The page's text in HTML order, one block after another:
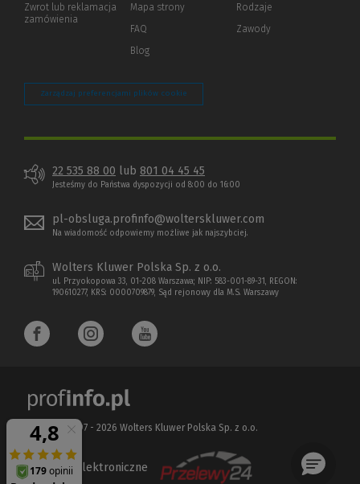
innej
Zwrot lub reklamacja
zamówienia
Mapa strony
FAQ
Blog
Rodzaje
Zawody
Zarządzaj preferencjami plików cookie
22 535 88 00 lub 801 04 45 45
Jesteśmy do Państwa dyspozycji od 8:00 do 16:00
pl-obsluga.profinfo@wolterskluwer.com
Na wiadomość odpowiemy możliwe jak najszybciej.
Wolters Kluwer Polska Sp. z o.o.
ul. Przyokopowa 33, 01-208 Warszawa; NIP: 583-001-89-31, REGON:
190610277, KRS: 0000709879, Sąd rejonowy dla M.S. Warszawy
Copyright 1997 - 2026 Wolters Kluwer Polska Sp. z o.o.
Płatności elektroniczne
(Nowe
(Link